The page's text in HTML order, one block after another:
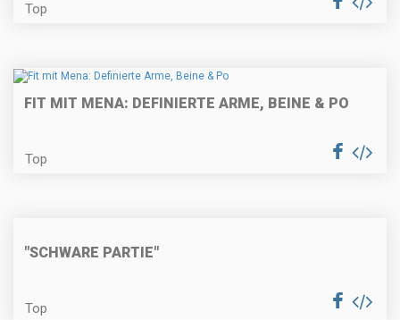
Top
FIT MIT MENA: DEFINIERTE ARME, BEINE & PO
Top
"SCHWARE PARTIE"
Top